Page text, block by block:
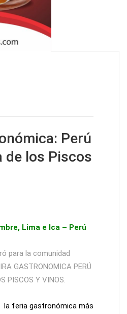
Perú
de los Piscos
Lima e Ica – Perú
para la comunidad
GASTRONOMICA PERÚ
PISCOS Y VINOS.
la feria gastronómica más